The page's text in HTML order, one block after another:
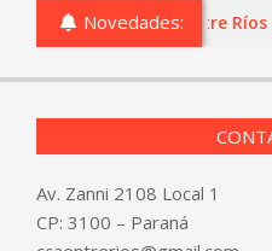
Novedades:
o comercios de Entre Ríos
Av. Zanni 2108 Local 1
CP: 3100 – Paraná